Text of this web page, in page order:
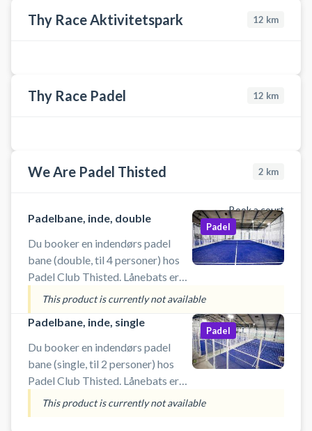
Thy Race Aktivitetspark 12 km
Thy Race Padel 12 km
We Are Padel Thisted 2 km
Book a court
Padelbane, inde, double
Du booker en indendørs padel
bane (double, til 4 personer) hos
Padel Club Thisted. Lånebats er
altid inkluderet i banelejen, men vi
garanterer ikke lånebats tilstand,
grundet misvelligeholdelse fra
Padel
This product is currently not available
Padelbane, inde, single
Du booker en indendørs padel
bane (single, til 2 personer) hos
Padel Club Thisted. Lånebats er
altid inkluderet i banelejen, men vi
garanterer ikke lånebats tilstand,
Padel
This product is currently not available